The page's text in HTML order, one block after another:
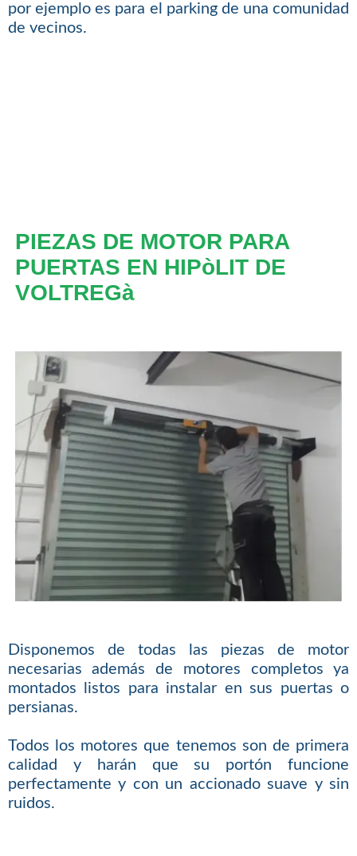
por ejemplo es para el parking de una comunidad
de vecinos.
PIEZAS DE MOTOR PARA
PUERTAS EN HIPòLIT DE
VOLTREGà
Disponemos de todas las piezas de motor
necesarias además de motores completos ya
montados listos para instalar en sus puertas o
persianas.
Todos los motores que tenemos son de primera
calidad y harán que su portón funcione
perfectamente y con un accionado suave y sin
ruidos.